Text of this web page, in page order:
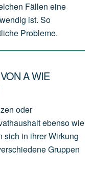
Fällen eine
ist. So
Probleme.
A WIE
oder
ebenso wie
sich in ihrer Wirkung
Gruppen